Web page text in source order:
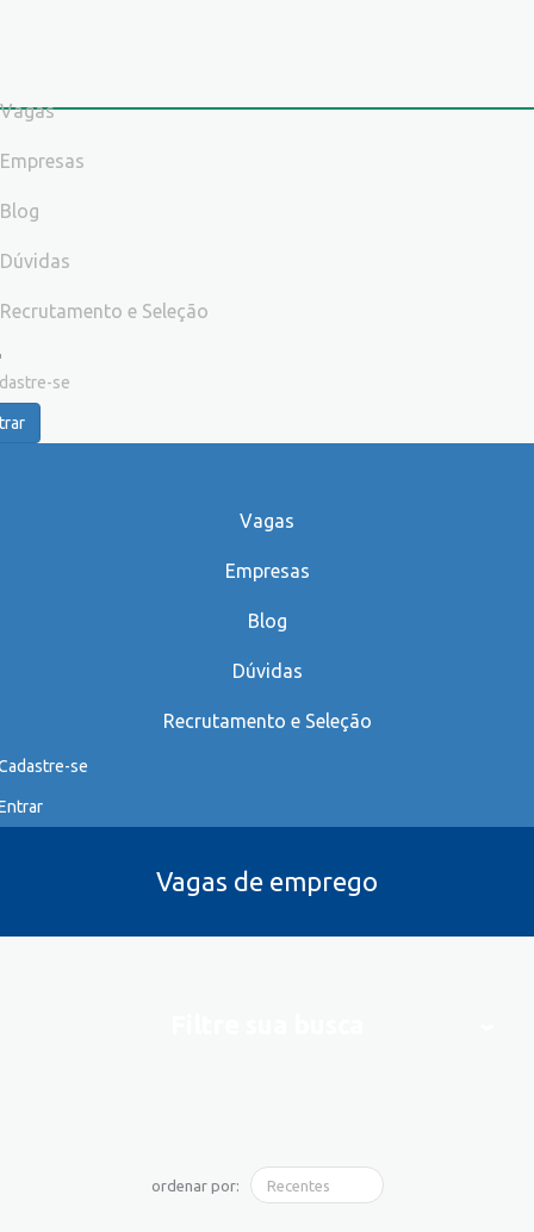
Vagas
Empresas
Blog
Dúvidas
Recrutamento e Seleção
se
Vagas
Empresas
Blog
Dúvidas
Recrutamento e Seleção
se
Vagas de emprego
ordenar por: